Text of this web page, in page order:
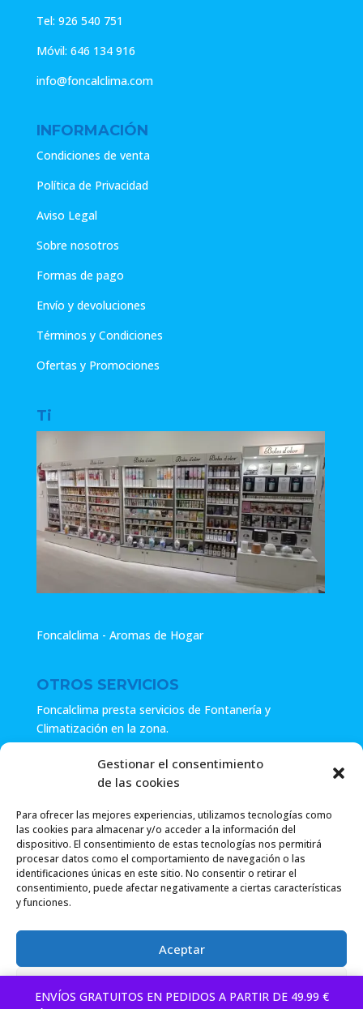
Gestionar el consentimiento
de las cookies
Para ofrecer las mejores experiencias, utilizamos tecnologías como
las cookies para almacenar y/o acceder a la información del
dispositivo. El consentimiento de estas tecnologías nos permitirá
procesar datos como el comportamiento de navegación o las
identificaciones únicas en este sitio. No consentir o retirar el
consentimiento, puede afectar negativamente a ciertas características
y funciones.
Aceptar
ENVÍOS GRATUITOS EN PEDIDOS A PARTIR DE 49.99 €
Tel: 926 540 751
Móvil: 646 134 916
info@foncalclima.com
INFORMACIÓN
Condiciones de venta
Política de Privacidad
Aviso Legal
Sobre nosotros
Formas de pago
Envío y devoluciones
Términos y Condiciones
Ofertas y Promociones
Ti
Foncalclima - Aromas de Hogar
OTROS SERVICIOS
Foncalclima presta servicios de Fontanería y
Climatización en la zona.
Especialistas en sistemas de Osmosis.
Pide presupuesto sin compromiso o llámanos y haz tu
consulta.
Foncalclima 2018 |Política de Privacidad|Envío
Gratuito a partir de 49.99€